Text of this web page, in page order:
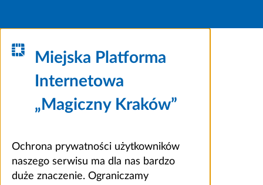
Miejska Platforma
Internetowa
„Magiczny Kraków”
Ochrona prywatności użytkowników
naszego serwisu ma dla nas bardzo
duże znaczenie. Ograniczamy